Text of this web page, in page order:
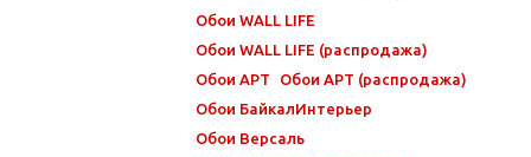
Обои WALL LIFE
Обои WALL LIFE (распродажа)
Обои АРТ
Обои АРТ (распродажа)
Обои БайкалИнтерьер
Обои Версаль